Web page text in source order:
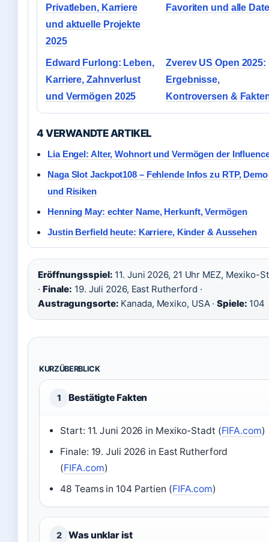
Privatleben, Karriere
und aktuelle Projekte
2025
Favoriten und alle
Edward Furlong: Leben,
Karriere, Zahnverlust
und Vermögen 2025
Zverev US Open 2025:
Ergebnisse,
Kontroversen &
4 VERWANDTE ARTIKEL
Lia Engel: Alter, Wohnort und Vermögen der
Naga Slot Jackpot108 – Fehlende Infos zu RTP, Demo
und Risiken
Henning May: echter Name, Herkunft, Vermögen
Justin Berfield heute: Karriere, Kinder & Aussehen
Eröffnungsspiel: 11. Juni 2026, 21 Uhr MEZ, Mexiko-
· Finale: 19. Juli 2026, East Rutherford ·
Austragungsorte: Kanada, Mexiko, USA ·Spiele: 104
KURZÜBERBLICK
1 Bestätigte Fakten
Start: 11. Juni 2026 in Mexiko-Stadt (FIFA.com)
Finale: 19. Juli 2026 in East Rutherford
(FIFA.com)
48 Teams in 104 Partien (FIFA.com)
2 Was unklar ist